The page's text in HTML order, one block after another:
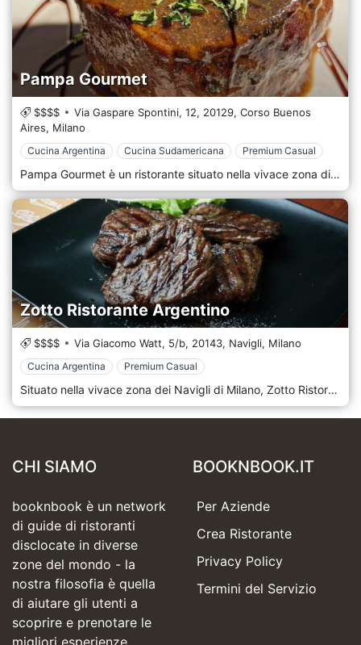
Pampa Gourmet
$$$$ Via Gaspare Spontini, 12, 20129, Corso Buenos
Aires, Milano
Cucina Argentina Cucina Sudamericana Premium Casual
Pampa Gourmet è un ristorante situato nella vivace zona di Buenos Aires a Milano, perfetto per chi cerca un'esperienza culinaria di alto livello ispirata alla tradizione argentina. La location è elegante e accogliente, con interni che fondono uno stile contemporaneo a dettagli rustici, come legno scuro e pelle, che richiamano l’atmosfera delle classiche "parrillas" argentine. Le ampie vetrate e le luci soffuse creano un ambiente intimo e raffinato, ideale sia per cene romantiche che per incontri conviviali tra amici o familiari. La cucina di Pampa Gourmet è un vero tributo alla tradizione gastronomica argentina, con un’attenzione particolare alla qualità delle carni. Il menù è ricco di specialità alla griglia, tra cui l’asado, il bife de chorizo, e la picanha, tutti tagli preparati secondo la tradizione argentina, esaltando il sapore autentico della carne. Accanto ai piatti di carne, si possono trovare antipasti come le empanadas e i provoleta grigliati, oltre a contorni classici come le patate alla brace e le verdure grigliate. La carta dei vini offre una selezione di pregiate etichette argentine, perfette per accompagnare i sapori intensi della griglia. L’atmosfera di Pampa Gourmet è sofisticata ma rilassata, con un servizio attento e cordiale che rende ogni pasto un’esperienza piacevole. Il personale, preparato e appassionato, è sempre pronto a consigliare i migliori piatti e abbinamenti, contribuendo a creare un’esperienza autentica. Pampa Gourmet è il luogo ideale per chi desidera scoprire i sapori dell’Argentina, immerso in un contesto elegante e moderno, nel cuore di Milano.
Zotto Ristorante Argentino
$$$$ Via Giacomo Watt, 5/b, 20143, Navigli, Milano
Cucina Argentina Premium Casual
Situato nella vivace zona dei Navigli di Milano, Zotto Ristorante Argentino è un'autentica oasi di cucina argentina che porta nel cuore della città i sapori intensi e tradizionali del Sud America. Il ristorante è noto per le sue specialità di carne alla griglia, preparate secondo la tradizione argentina, con tagli pregiati e cotture perfette che esaltano la qualità delle materie prime. Con un'atmosfera calda e accogliente, Zotto è il posto ideale per chi cerca un'esperienza gastronomica all'insegna dei sapori autentici dell'Argentina, perfetta per cene conviviali, pranzi di lavoro o occasioni speciali. Zotto Ristorante Argentino si trova nel quartiere dei Navigli, una delle zone più caratteristiche e affascinanti di Milano, famosa per i suoi canali storici e la vivace vita notturna. L'atmosfera di Zotto è accogliente e calda, con interni che evocano il fascino rustico delle tradizionali parrillas argentine. Gli arredi in legno scuro, le pareti decorate con immagini di paesaggi argentini e il fuoco del grande asado all'aperto creano un'atmosfera familiare e informale ma raffinata. La cucina di Zotto è un omaggio alla tradizione argentina, incentrata su carni di alta qualità preparate secondo le classiche tecniche dell'asado. Il menù è ricco di piatti che esaltano i sapori autentici del Sud America, con una selezione di tagli pregiati provenienti dalle migliori fattorie argentine cucinati alla perfezione sulla griglia a vista. Tra gli antipasti, spiccano il choripán, un panino con salsiccia argentina servito con chimichurri, e le empanadas, classici fagottini ripieni di carne, verdure o formaggio, croccanti all'esterno e morbidi all'interno. Altri antipasti tipici includono la provoleta, un formaggio grigliato servito con olio e spezie, e le mollejitas, ghiandole dolci grigliate, un must per gli amanti della cucina argentina.
CHI SIAMO
booknbook è un network
di guide di ristoranti
disclocate in diverse
zone del mondo - la
nostra filosofia è quella
di aiutare gli utenti a
scoprire e prenotare le
migliori esperienze
BOOKNBOOK.IT
Per Aziende
Crea Ristorante
Privacy Policy
Termini del Servizio